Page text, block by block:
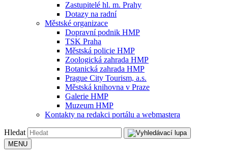
Zastupitelé hl. m. Prahy
Dotazy na radní
Městské organizace
Dopravní podnik HMP
TSK Praha
Městská policie HMP
Zoologická zahrada HMP
Botanická zahrada HMP
Prague City Tourism, a.s.
Městská knihovna v Praze
Galerie HMP
Muzeum HMP
Kontakty na redakci portálu a webmastera
Hledat
MENU